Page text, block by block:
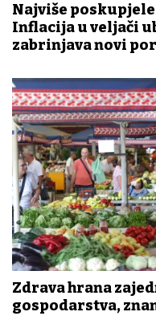
Najviše
Inflacija u veljači
zabrinjava novi
Zdrava hrana
gospodarstva,